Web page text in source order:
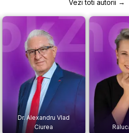
Vezi toti autorii →
Dr. Alexandru Vlad
Ciurea